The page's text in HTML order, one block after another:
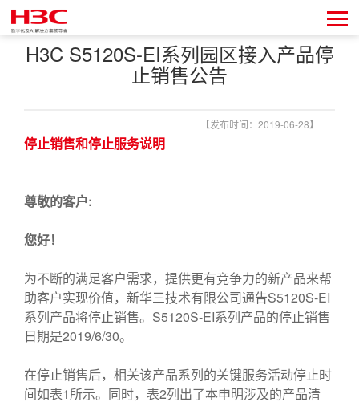
H3C S5120S-EI系列园区接入产品停
止销售公告
【发布时间：2019-06-28】
停止销售和停止服务说明
尊敬的客户:
您好！
为不断的满足客户需求，提供更有竞争力的新产品来帮
助客户实现价值，新华三技术有限公司通告S5120S-EI
系列产品将停止销售。S5120S-EI系列产品的停止销售
日期是2019/6/30。
在停止销售后，相关该产品系列的关键服务活动停止时
间如表1所示。同时，表2列出了本申明涉及的产品清